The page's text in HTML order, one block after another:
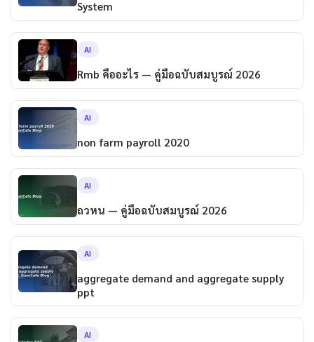
System
AI
Rmb คืออะไร — คู่มือฉบับสมบูรณ์ 2026
AI
non farm payroll 2020
AI
ถวหน — คู่มือฉบับสมบูรณ์ 2026
AI
aggregate demand and aggregate supply
ppt
AI